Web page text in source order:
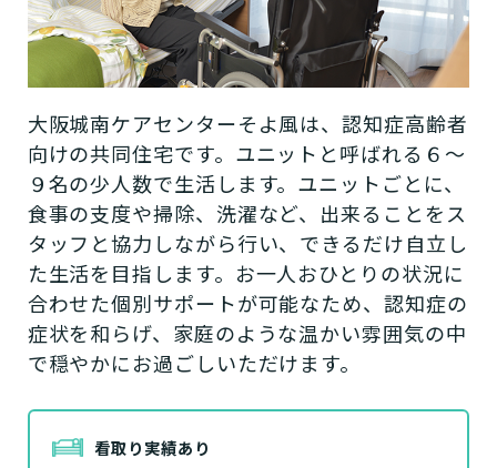
大阪城南ケアセンターそよ風は、認知症高齢者
向けの共同住宅です。ユニットと呼ばれる６～
９名の少人数で生活します。ユニットごとに、
食事の支度や掃除、洗濯など、出来ることをス
タッフと協力しながら行い、できるだけ自立し
た生活を目指します。お一人おひとりの状況に
合わせた個別サポートが可能なため、認知症の
症状を和らげ、家庭のような温かい雰囲気の中
で穏やかにお過ごしいただけます。
看取り実績あり